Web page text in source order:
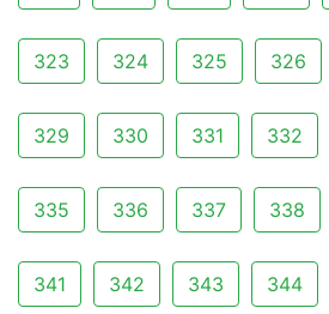
323 324 325 326
329 330 331 332
335 336 337 338
341 342 343 344